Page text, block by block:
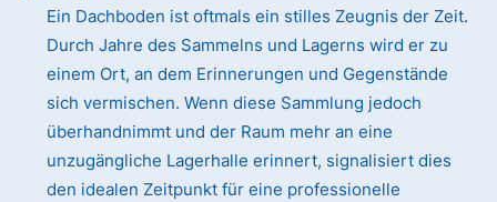
Ein Dachboden ist oftmals ein stilles Zeugnis der Zeit.
Durch Jahre des Sammelns und Lagerns wird er zu
einem Ort, an dem Erinnerungen und Gegenstände
sich vermischen. Wenn diese Sammlung jedoch
überhandnimmt und der Raum mehr an eine
unzugängliche Lagerhalle erinnert, signalisiert dies
den idealen Zeitpunkt für eine professionelle